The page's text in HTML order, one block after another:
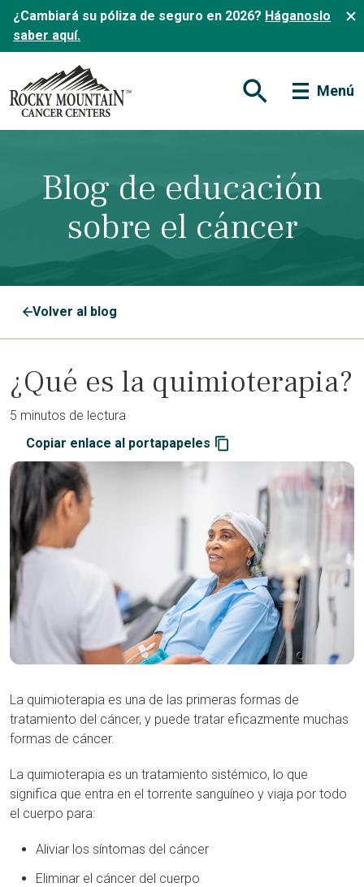
¿Cambiará su póliza de seguro en 2026? Háganoslo
saber aquí.
Abrir formulario de
Menú
Blog de educación
sobre el cáncer
Volver al blog
¿Qué es la quimioterapia?
5 minutos de lectura
Copiar enlace al portapapeles
La quimioterapia es una de las primeras formas de
tratamiento del cáncer, y puede tratar eficazmente muchas
formas de cáncer.
La quimioterapia es un tratamiento sistémico, lo que
significa que entra en el torrente sanguíneo y viaja por todo
el cuerpo para:
Aliviar los síntomas del cáncer
Eliminar el cáncer del cuerpo